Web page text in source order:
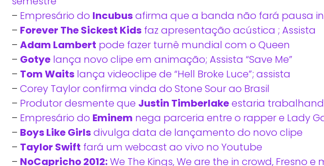
– Empresário do Incubusafirma que a banda não fará pausa
– Forever The Sickest Kids faz apresentação acústica ; Assista
– Adam Lambert pode fazer turnê mundial com o Queen
– Gotye lança novo clipe em animação; Assista “Save Me”
– Tom Waits lança videoclipe de “Hell Broke Luce”; assista
– Corey Taylor confirma vinda do Stone Sour ao Brasil
– Produtor desmente que Justin Timberlakeestaria
– Empresário do Eminem nega parceria entre o rapper e Lady
– Boys Like Girlsdivulga data de lançamento do novo clipe
– Taylor Swift fará um webcast ao vivo no Youtube
– NoCapricho 2012:We The Kings, We are the in crowd, Fresno e